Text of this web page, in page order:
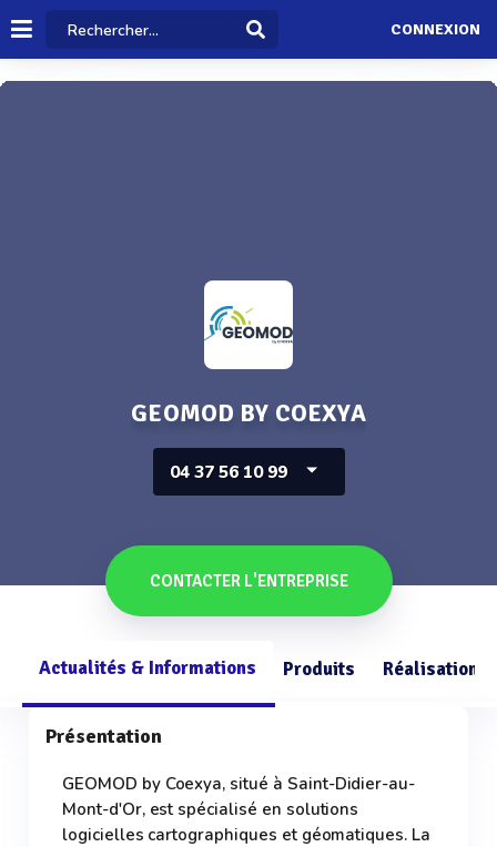
CONNEXION
GEOMOD BY COEXYA
04 37 56 10 99
CONTACTER L'ENTREPRISE
Actualités & Informations Produits Réalisations
Présentation
GEOMOD by Coexya, situé à Saint-Didier-au-
Mont-d'Or, est spécialisé en solutions
logicielles cartographiques et géomatiques. La